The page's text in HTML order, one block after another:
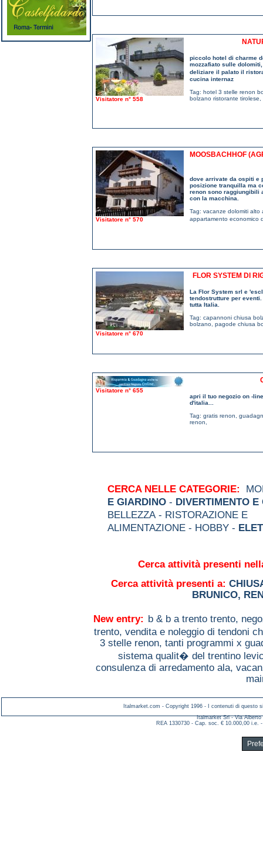
Visitatore n° 558
piccolo hotel di charme
mozzafiato sulle
deliziare il palato il
cucina internaz
Tag: hotel 3 stelle renon
bolzano ristorante tirolese
Visitatore n° 570
MOOSBACHHOF
dove arrivate da ospiti e
posizione tranquilla ma
renon sono raggiungibili
con la macchina.
Tag: vacanze dolomiti alto
appartamento economico
Visitatore n° 670
FLOR SYSTEM DI
La Flor System srl e
tendostrutture per
tutta Italia.
Tag: capannoni chiusa
bolzano pagode chiusa
Visitatore n° 655
apri il tuo negozio on -
d'italia...
Tag: gratis renon
renon
CERCA NELLE CATEGORIE:
E GIARDINO - DIVERTIMENTO E
BELLEZZA - RISTORAZIONE E
ALIMENTAZIONE - HOBBY -
Cerca attività presenti
Cerca attività presenti a:
BRUNICO,
New entry: b & b a trento trento,
trento, vendita e noleggio di tendoni
3 stelle renon, tanti programmi x
sistema qualit� del trentino
consulenza di arredamento ala,
Italmarket.com - Copyright 1996 - I contenuti di questo
Italmarket Srl - Via Alberto
REA 1330730 - Cap. soc. € 10.000,00 i.e.